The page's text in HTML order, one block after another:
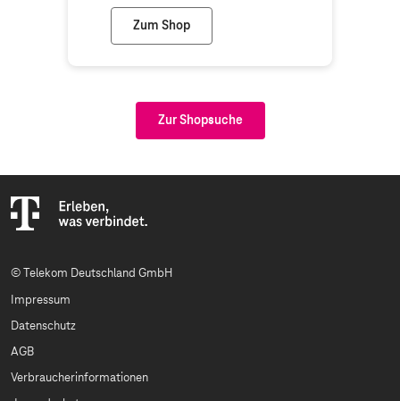
Zum Shop
Telekom Shop Öhringen
Zur Shopsuche
© Telekom Deutschland GmbH
Impressum
Datenschutz
AGB
Verbraucherinformationen